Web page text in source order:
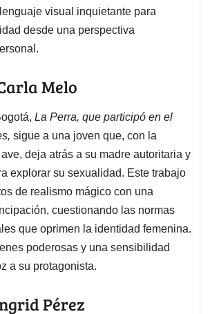
visual inquietante para
desde una perspectiva
Melo
La Perra, que participó en el
sigue a una joven que, con la
deja atrás a su madre autoritaria y
explorar su sexualidad. Este trabajo
de realismo mágico con una
cuestionando las normas
que oprimen la identidad femenina.
poderosas y una sensibilidad
a su protagonista.
Pérez